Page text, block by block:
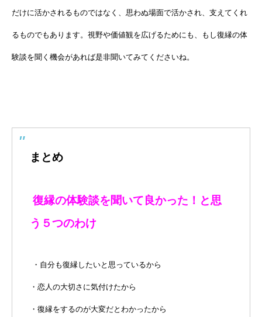
だけに活かされるものではなく、思わぬ場面で活かされ、支えてくれ
るものでもあります。視野や価値観を広げるためにも、もし復縁の体
験談を聞く機会があれば是非聞いてみてくださいね。
まとめ
復縁の体験談を聞いて良かった！と思
う５つのわけ
・自分も復縁したいと思っているから
・恋人の大切さに気付けたから
・復縁をするのが大変だとわかったから